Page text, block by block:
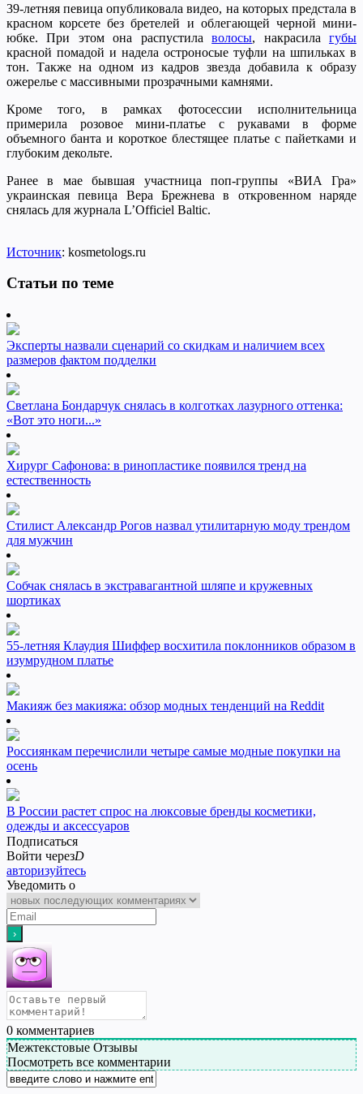
39-летняя певица опубликовала видео, на которых предстала в
красном корсете без бретелей и облегающей черной мини-
юбке. При этом она распустилаволосы, накрасилагубы
красной помадой и надела остроносые туфли на шпильках в
тон. Также на одном из кадров звезда добавила к образу
ожерелье с массивными прозрачными камнями.
Кроме того, в рамках фотосессии исполнительница
примерила розовое мини-платье с рукавами в форме
объемного банта и короткое блестящее платье с пайетками и
глубоким декольте.
Ранее в мае бывшая участница поп-группы «ВИА Гра»
украинская певица Вера Брежнева в откровенном наряде
снялась для журнала L’Officiel Baltic.
Источник: kosmetologs.ru
Статьи по теме
Эксперты назвали сценарий со скидкам и наличием всех
размеров фактом подделки
Светлана Бондарчук снялась в колготках лазурного оттенка:
«Вот это ноги...»
Хирург Сафонова: в ринопластике появился тренд на
естественность
Стилист Александр Рогов назвал утилитарную моду трендом
для мужчин
Собчак снялась в экстравагантной шляпе и кружевных
шортиках
55-летняя Клаудия Шиффер восхитила поклонников образом в
изумрудном платье
Макияж без макияжа: обзор модных тенденций на Reddit
Россиянкам перечислили четыре самые модные покупки на
осень
В России растет спрос на люксовые бренды косметики,
одежды и аксессуаров
Подписаться
Войти черезD
авторизуйтесь
Уведомить о
0 комментариев
Межтекстовые Отзывы
Посмотреть все комментарии